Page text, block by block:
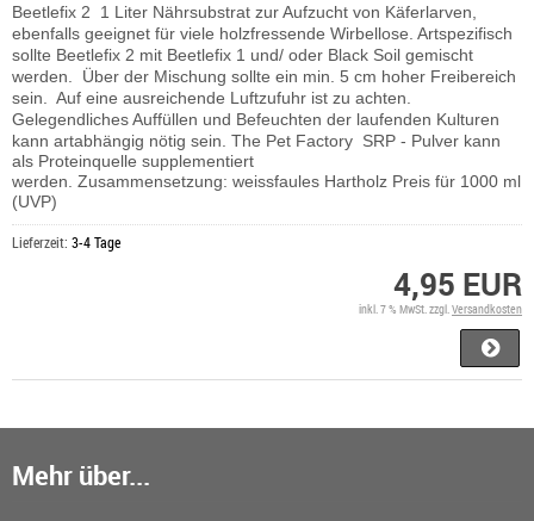
Beetlefix 2 1 Liter Nährsubstrat zur Aufzucht von Käferlarven,
ebenfalls geeignet für viele holzfressende Wirbellose. Artspezifisch
sollte Beetlefix 2 mit Beetlefix 1 und/ oder Black Soil gemischt
werden. Über der Mischung sollte ein min. 5 cm hoher Freibereich
sein. Auf eine ausreichende Luftzufuhr ist zu achten.
Gelegendliches Auffüllen und Befeuchten der laufenden Kulturen
kann artabhängig nötig sein. The Pet Factory SRP - Pulver kann
als Proteinquelle supplementiert
werden. Zusammensetzung: weissfaules Hartholz Preis für 1000 ml
(UVP)
Lieferzeit: 3-4 Tage
4,95 EUR
inkl. 7 % MwSt. zzgl.Versandkosten
Mehr über...